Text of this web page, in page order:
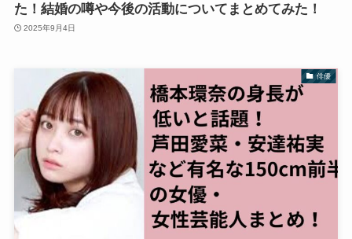
た！結婚の噂や今後の活動についてまとめてみた！
2025年9月4日
俳優